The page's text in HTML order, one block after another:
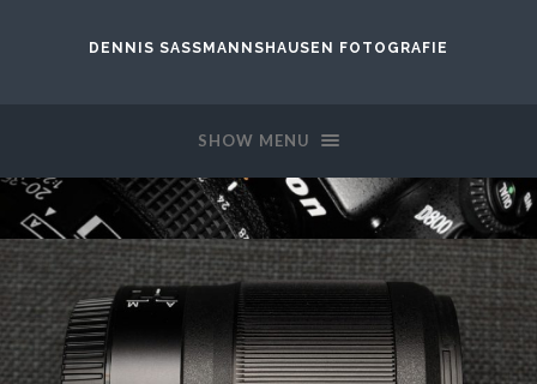
DENNIS SASSMANNSHAUSEN FOTOGRAFIE
SHOW MENU